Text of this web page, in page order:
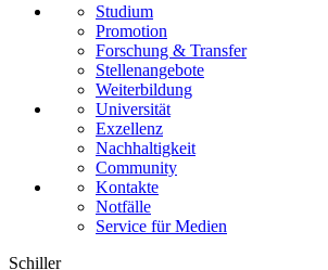
Studium
Promotion
Forschung & Transfer
Stellenangebote
Weiterbildung
Universität
Exzellenz
Nachhaltigkeit
Community
Kontakte
Notfälle
Service für Medien
Schiller